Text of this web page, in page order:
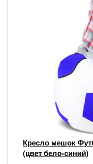
Кресло мешок
(цвет бело-синий)